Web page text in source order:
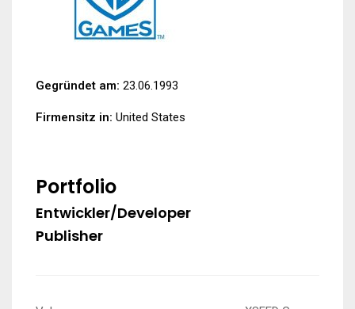
Gegründet am: 23.06.1993
Firmensitz in: United States
Portfolio
Entwickler/Developer
Publisher